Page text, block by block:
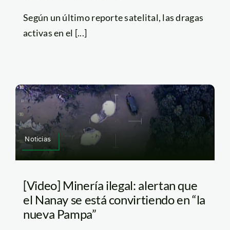
Según un último reporte satelital, las dragas
activas en el [...]
Noticias
[Video] Minería ilegal: alertan que
el Nanay se está convirtiendo en “la
nueva Pampa”